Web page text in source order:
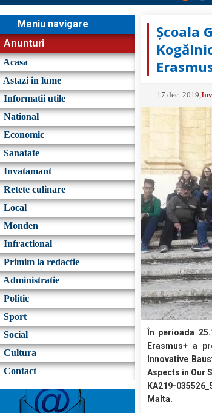
Meniu navigare
Anunturi
Acasa
Astazi in lume
Informatii utile
National
Economic
Sanatate
Invatamant
Retete culinare
Local
Monden
Infractional
Primim la redactie
Administratie
Politic
Sport
Social
Cultura
Contact
Școala
17 dec. 2019 ,
În perioada
Erasmus+ a
Innovative
Aspects in Our
KA219-
Malta.